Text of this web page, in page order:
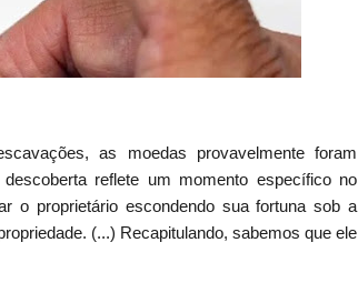
as moedas provavelmente foram
reflete um momento específico no
o proprietário escondendo sua fortuna sob a
(...) Recapitulando, sabemos que ele